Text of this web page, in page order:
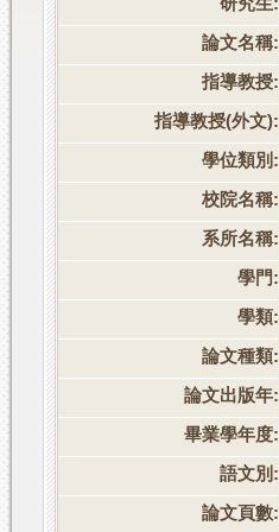
論文名稱:
指導教授:
指導教授(外文):
學位類別:
校院名稱:
系所名稱:
學門:
學類:
論文種類:
論文出版年:
畢業學年度:
語文別:
論文頁數: